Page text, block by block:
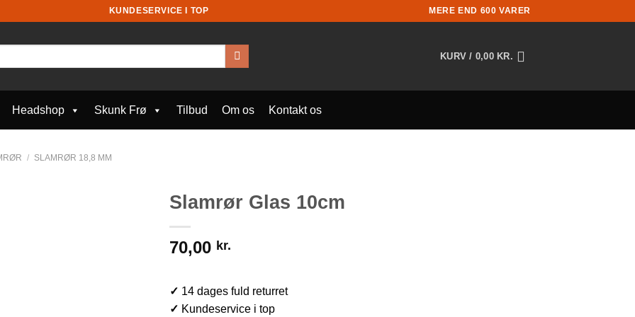
KUNDESERVICE I TOP MERE END 600 VARER
KURV / 0,00 KR.
Headshop Skunk Frø Tilbud Om os Kontakt os
/ SLAMRØR 18,8 MM
Slamrør Glas 10cm
70,00 kr.
✓ 14 dages fuld returret
✓ Kundeservice i top